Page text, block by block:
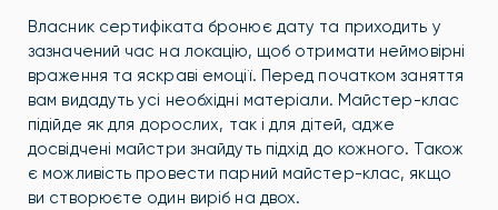
Власник сертифіката бронює дату та приходить у
зазначений час на локацію, щоб отримати неймовірні
враження та яскраві емоції. Перед початком заняття
вам видадуть усі необхідні матеріали. Майстер-клас
підійде як для дорослих, так і для дітей, адже
досвідчені майстри знайдуть підхід до кожного. Також
є можливість провести парний майстер-клас, якщо
ви створюєте один виріб на двох.